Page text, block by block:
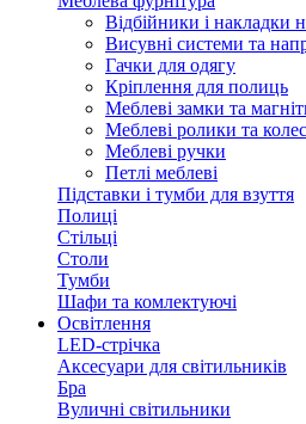
Відбійники і накладки
Висувні системи та
Гачки для одягу
Кріплення для полиць
Меблеві замки та
Меблеві ролики та
Меблеві ручки
Петлі меблеві
Підставки і тумби для взуття
Полиці
Стільці
Столи
Тумби
Шафи та комлектуючі
Освітлення
LED-стрічка
Аксесуари для світильників
Бра
Вуличні світильники